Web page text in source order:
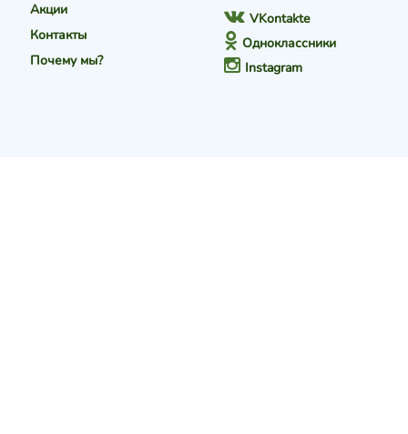
Акции
Контакты
Почему мы?
VKontakte
Одноклассники
Instagram